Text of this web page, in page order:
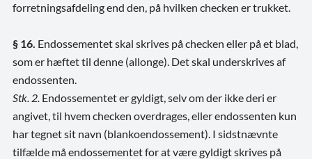
forretningsafdeling end den, på hvilken checken er trukket.
§ 16. Endossementet skal skrives på checken eller på et blad,
som er hæftet til denne (allonge). Det skal underskrives af
endossenten.
Stk. 2. Endossementet er gyldigt, selv om der ikke deri er
angivet, til hvem checken overdrages, eller endossenten kun
har tegnet sit navn (blankoendossement). I sidstnævnte
tilfælde må endossementet for at være gyldigt skrives på